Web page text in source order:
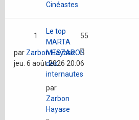
Cinéastes
Le top
MARTA
MESZAROS
des
internautes
par
Zarbon
Hayase
1 55
par Zarbon Hayase
jeu. 6 août 2026 20:06